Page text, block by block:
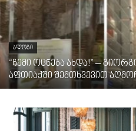
ᲑᲚᲝᲒᲘ
“ჩემი ოცნება ახდა!” –
აფთიაქში შემთხვევით